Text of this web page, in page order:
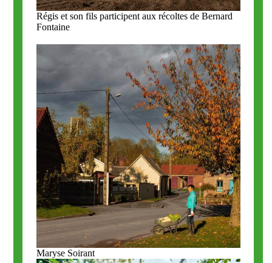
Régis et son fils participent aux récoltes de Bernard
Fontaine
Maryse Soirant